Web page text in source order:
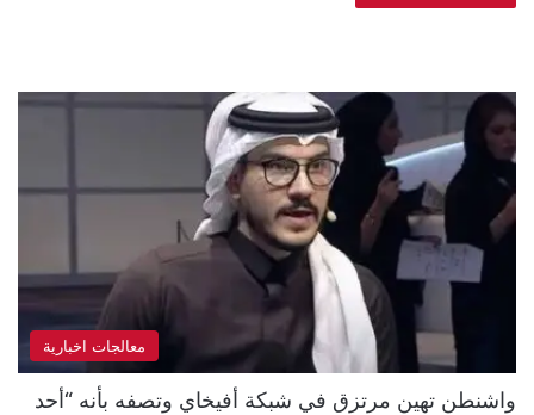
معالجات اخبارية
واشنطن تهين مرتزق في شبكة أفيخاي وتصفه بأنه “أحد